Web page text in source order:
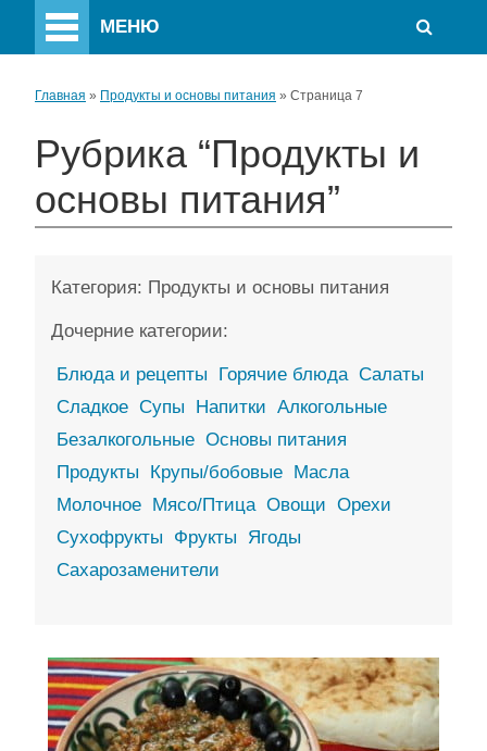
МЕНЮ
Главная » Продукты и основы питания » Страница 7
Рубрика “Продукты и
основы питания”
Категория: Продукты и основы питания
Дочерние категории:
Блюда и рецепты Горячие блюда Салаты
Сладкое Супы Напитки Алкогольные
Безалкогольные Основы питания
Продукты
Крупы/бобовые Масла
Молочное Мясо/Птица Овощи Орехи
Сухофрукты
Фрукты
Ягоды
Сахарозаменители